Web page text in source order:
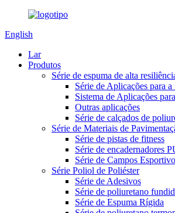
English
Lar
Produtos
Série de espuma de alta
Série de Aplicações para
Sistema de Aplicações
Outras aplicações
Série de calçados de
Série de Materiais de
Série de pistas de fitness
Série de encadernadores
Série de Campos
Série Poliol de Poliéster
Série de Adesivos
Série de poliuretano
Série de Espuma Rígida